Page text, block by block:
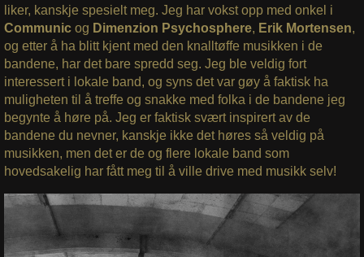
liker, kanskje spesielt meg. Jeg har vokst opp med onkel i
Communic og Dimenzion Psychosphere, Erik Mortensen,
og etter å ha blitt kjent med den knalltøffe musikken i de
bandene, har det bare spredd seg. Jeg ble veldig fort
interessert i lokale band, og syns det var gøy å faktisk ha
muligheten til å treffe og snakke med folka i de bandene jeg
begynte å høre på. Jeg er faktisk svært inspirert av de
bandene du nevner, kanskje ikke det høres så veldig på
musikken, men det er de og flere lokale band som
hovedsakelig har fått meg til å ville drive med musikk selv!